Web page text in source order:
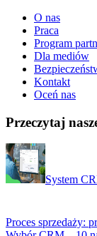
O nas
Praca
Program
Dla mediów
Kontakt
Oceń nas
Przeczytaj
System
Proces sprzedaży: